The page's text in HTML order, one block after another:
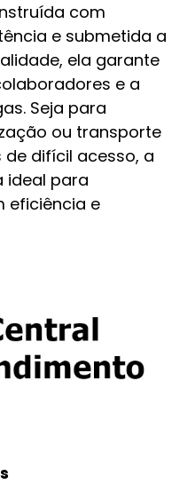
com
e submetida a
ela garante
e a
Seja para
ou transporte
difícil acesso, a
ideal para
eficiência e